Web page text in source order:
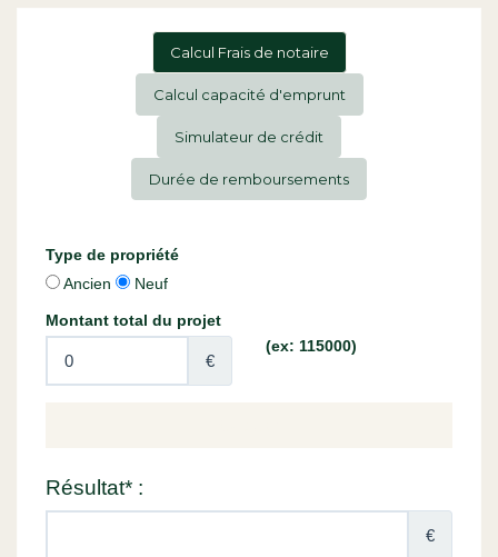
Calcul Frais de notaire
Calcul capacité d'emprunt
Simulateur de crédit
Durée de remboursements